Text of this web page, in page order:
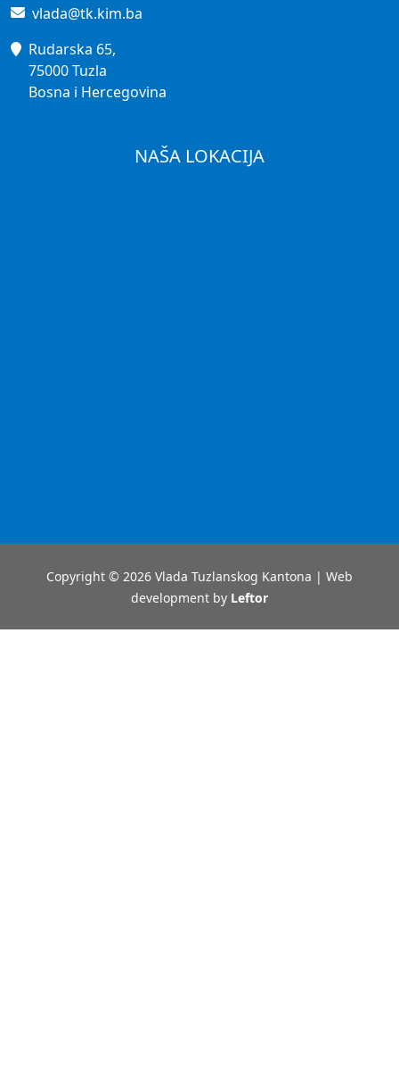
vlada@tk.kim.ba
Rudarska 65,
75000 Tuzla
Bosna i Hercegovina
NAŠA LOKACIJA
Copyright © 2026 Vlada Tuzlanskog Kantona | Web
development by Leftor